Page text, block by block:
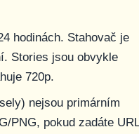
hodinách. Stahovač je
Stories jsou obvykle
720p.
nejsou primárním
PNG, pokud zadáte URL